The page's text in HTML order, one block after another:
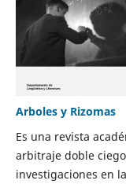
Arboles y Rizomas
Es una revista
arbitraje doble
investigaciones en